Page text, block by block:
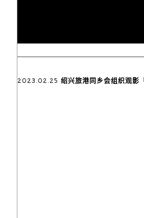
2023.02.25 绍兴旅港同乡会组织观影